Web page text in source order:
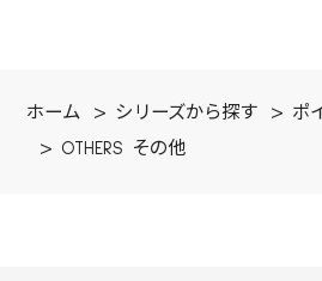
ホーム > シリーズから探す > ポ
> OTHERS その他